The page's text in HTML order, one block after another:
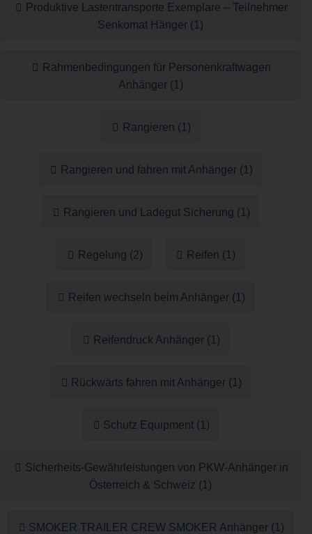
Produktive Lastentransporte Exemplare – Teilnehmer
Senkomat Hänger (1)
Rahmenbedingungen für Personenkraftwagen
Anhänger (1)
Rangieren (1)
Rangieren und fahren mit Anhänger (1)
Rangieren und Ladegut Sicherung (1)
Regelung (2) Reifen (1)
Reifen wechseln beim Anhänger (1)
Reifendruck Anhänger (1)
Rückwärts fahren mit Anhänger (1)
Schutz Equipment (1)
Sicherheits-Gewährleistungen von PKW-Anhänger in
Österreich & Schweiz (1)
SMOKER TRAILER CREW SMOKER Anhänger (1)